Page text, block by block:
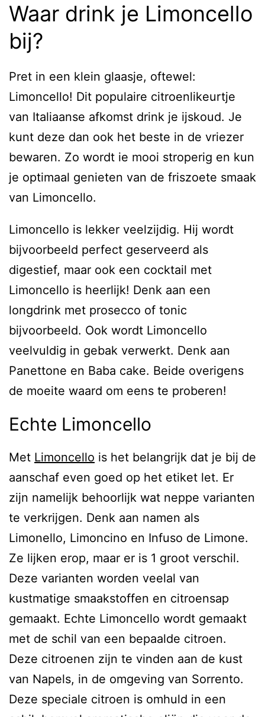
Waar drink je Limoncello
bij?
Pret in een klein glaasje, oftewel:
Limoncello! Dit populaire citroenlikeurtje
van Italiaanse afkomst drink je ijskoud. Je
kunt deze dan ook het beste in de vriezer
bewaren. Zo wordt ie mooi stroperig en kun
je optimaal genieten van de friszoete smaak
van Limoncello.
Limoncello is lekker veelzijdig. Hij wordt
bijvoorbeeld perfect geserveerd als
digestief, maar ook een cocktail met
Limoncello is heerlijk! Denk aan een
longdrink met prosecco of tonic
bijvoorbeeld. Ook wordt Limoncello
veelvuldig in gebak verwerkt. Denk aan
Panettone en Baba cake. Beide overigens
de moeite waard om eens te proberen!
Echte Limoncello
Met Limoncello is het belangrijk dat je bij de
aanschaf even goed op het etiket let. Er
zijn namelijk behoorlijk wat neppe varianten
te verkrijgen. Denk aan namen als
Limonello, Limoncino en Infuso de Limone.
Ze lijken erop, maar er is 1 groot verschil.
Deze varianten worden veelal van
kustmatige smaakstoffen en citroensap
gemaakt. Echte Limoncello wordt gemaakt
met de schil van een bepaalde citroen.
Deze citroenen zijn te vinden aan de kust
van Napels, in de omgeving van Sorrento.
Deze speciale citroen is omhuld in een